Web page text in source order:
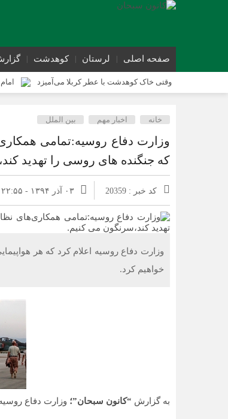
صفحه اصلی لرستان کوهدشت
وقتی خاک کوهدشت با عطر کربلا می‌آمیزد
کوهدشت در آستانه اربعین؛ از آمادگی زیرساختی تا
خانه اخبار مهم بین الملل
وزارت دفاع روسیه:تمامی
که جنگنده های روسی را تهدید
کد خبر : 20359 ۰۳ آذر ۱۳۹۴ - ۲۲:۵۵
وزارت دفاع روسیه اعلام کرد که هر
خواهیم کرد.
به گزارش “کانون سبحان”؛ وزارت دفاع